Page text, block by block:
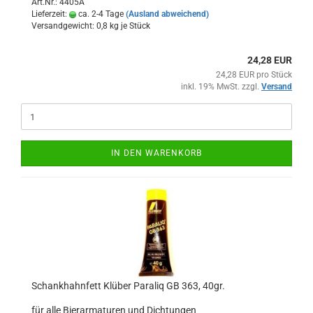
Art.Nr.: 4405A
Lieferzeit:
ca. 2-4 Tage (Ausland abweichend)
Versandgewicht: 0,8 kg je Stück
24,28 EUR
24,28 EUR pro Stück
inkl. 19% MwSt. zzgl. Versand
IN DEN WARENKORB
Schankhahnfett Klüber Paraliq GB 363, 40gr.
für alle Bierarmaturen und Dichtungen